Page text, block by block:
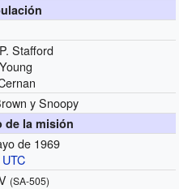
Stafford
y Snoopy
de la misión
de 1969
UTC
(SA-505)